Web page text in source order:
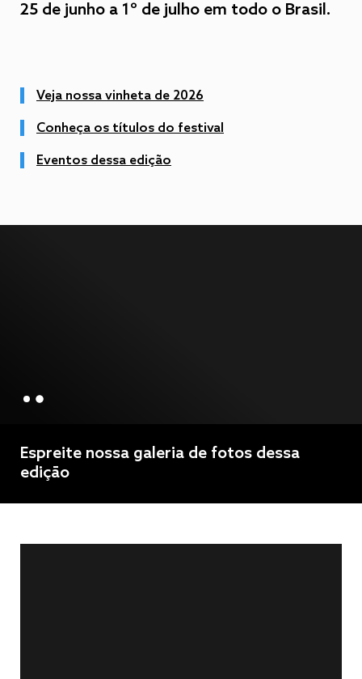
25 de junho a 1º de julho em todo o Brasil.
Veja nossa vinheta de 2026
Conheça os títulos do festival
Eventos dessa edição
Espreite nossa galeria de fotos dessa
edição